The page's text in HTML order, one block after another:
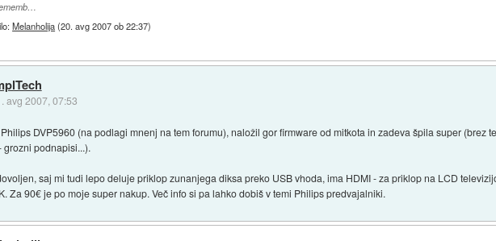
Melanholija(20. avg 2007 ob 22:37)
avg 2007, 07:53
DVP5960 (na podlagi mnenj na tem forumu), naložil gor firmware od mitkota in zadeva špila super (brez
grozni podnapisi...).
saj mi tudi lepo deluje priklop zunanjega diksa preko USB vhoda, ima HDMI - za priklop na LCD
Za 90€ je po moje super nakup. Več info si pa lahko dobiš v temi Philips predvajalniki.